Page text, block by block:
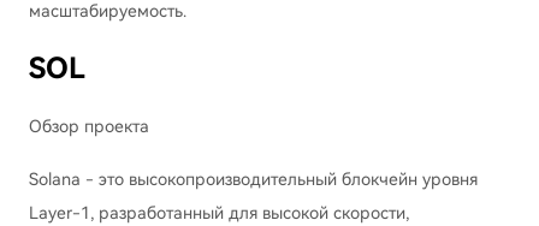
масштабируемость.
SOL
Обзор проекта
Solana - это высокопроизводительный блокчейн уровня
Layer-1, разработанный для высокой скорости,